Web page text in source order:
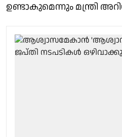
ഉണ്ടാകുമെന്നും മന്ത്രി